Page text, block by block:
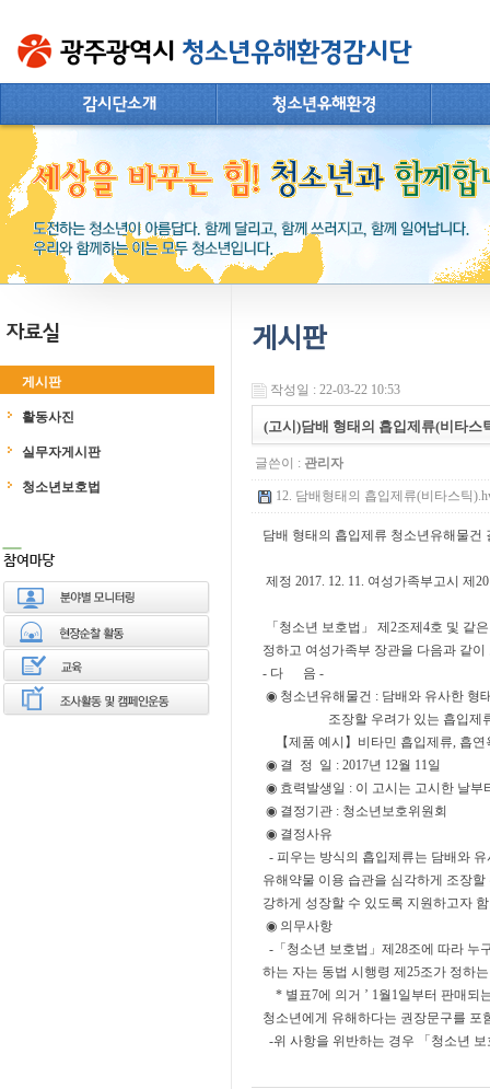
게시판
활동사진
실무자게시판
청소년보호법
게시판
작성일 : 22-03-22 10:53
(고시)담배 형태의 흡입제류(비타스
글쓴이 : 관리자
12. 담배형태의 흡입제류(비타스틱
담배 형태의 흡입제류 청소년유해물건
제정 2017. 12. 11. 여성가족부고시 제
「청소년 보호법」 제2조제4호 및 같
정하고 여성가족부 장관을
- 다 음 -
◉ 청소년유해물건 : 담배와 유사한 형
조장할 우려가 있는 흡입제
【제품 예시】비타민 흡입제류, 흡연
◉ 결 정 일 : 2017년 12월 11일
◉ 효력발생일 : 이 고시는 고시한 날부
◉ 결정기관 : 청소년보호위원회
◉ 결정사유
- 피우는 방식의 흡입제류는 담배와
유해약물 이용 습관을 심각하게 조장
강하게 성장할 수 있도록 지원하고자 함
◉ 의무사항
-「청소년 보호법」제28조에 따라 누
하는 자는 동법 시행령 제25조가 정하
* 별표7에 의거 ’ 1월1일부터 판매되
청소년에게 유해하다는 권장문구를 포
-위 사항을 위반하는 경우 「청소년